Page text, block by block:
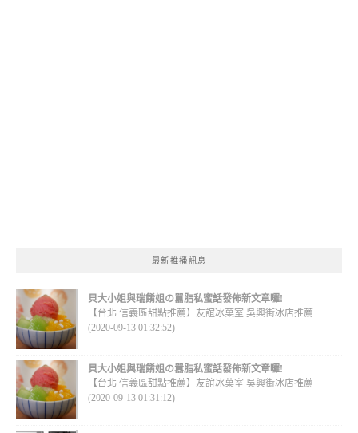
最新推播訊息
貝大小姐與瑞餚姐の囂脂私蜜話發佈新文章囉!
【台北 信義區甜點推薦】友誼冰菓室 吳興街冰店推薦
(2020-09-13 01:32:52)
貝大小姐與瑞餚姐の囂脂私蜜話發佈新文章囉!
【台北 信義區甜點推薦】友誼冰菓室 吳興街冰店推薦
(2020-09-13 01:31:12)